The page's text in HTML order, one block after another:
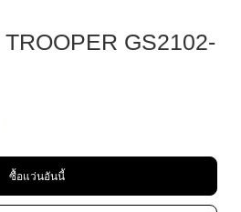
GS2102-
ซื้อแว่นอันนี้